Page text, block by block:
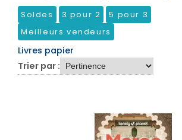
Soldes 3 pour 2
5 pour 3
Meilleurs vendeurs
Livres papier
Trier par :